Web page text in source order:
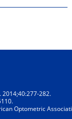
282.
Optometric